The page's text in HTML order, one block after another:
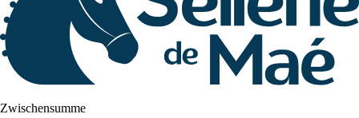
Zwischensumme